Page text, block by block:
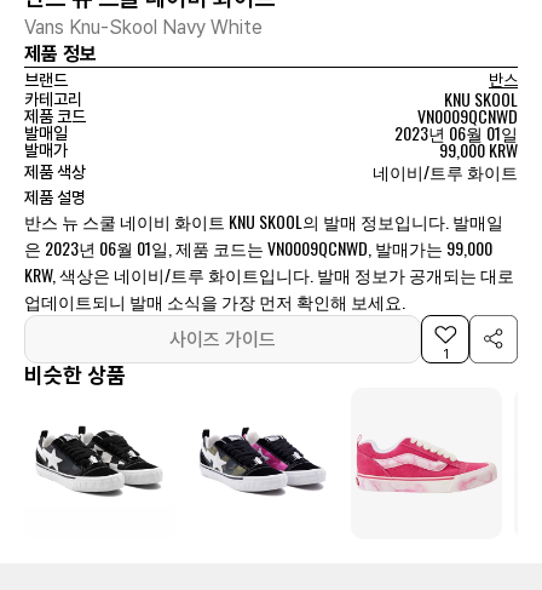
Vans Knu-Skool Navy White
제품 정보
브랜드
반스
카테고리
KNU SKOOL
제품 코드 VN0009QCNWD
발매일 2023년 06월 01일
발매가 99,000 KRW
제품 색상 네이비/트루 화이트
제품 설명
반스 뉴 스쿨 네이비 화이트 KNU SKOOL의 발매 정보입니다. 발매일
은 2023년 06월 01일, 제품 코드는 VN0009QCNWD, 발매가는 99,000
KRW, 색상은 네이비/트루 화이트입니다. 발매 정보가 공개되는 대로
업데이트되니 발매 소식을 가장 먼저 확인해 보세요.
사이즈 가이드
1
비슷한 상품